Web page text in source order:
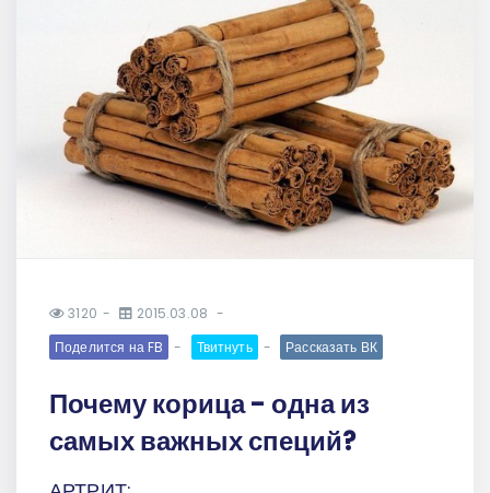
3120
2015.03.08
Поделится на FB
Твитнуть Рассказать ВК
Почему корица - одна из
самых важных специй?